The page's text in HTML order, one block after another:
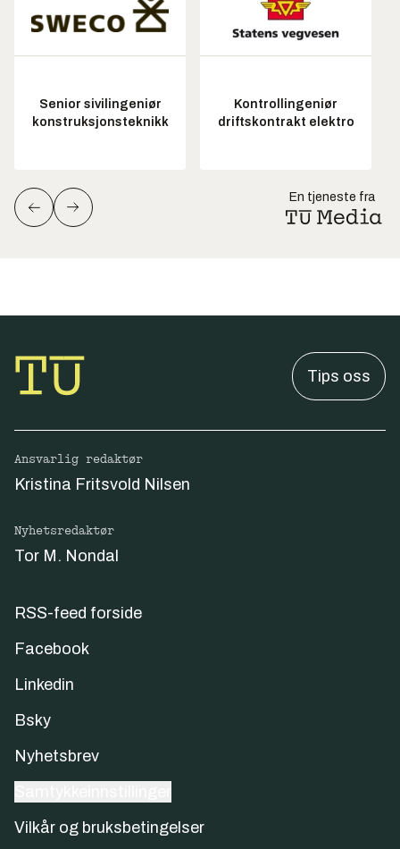
Senior sivilingeniør
konstruksjonsteknikk
Kontrollingeniør
driftskontrakt elektro
En tjeneste fra
Tips oss
Ansvarlig redaktør
Kristina Fritsvold Nilsen
Nyhetsredaktør
Tor M. Nondal
RSS-feed forside
Facebook
Linkedin
Bsky
Nyhetsbrev
Vilkår og bruksbetingelser